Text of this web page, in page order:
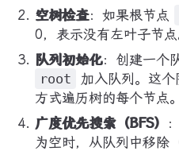
空树检查：如果根节点
0，表示没有左叶子节点
队列初始化：创建一个
root
加入队列。这
方式遍历树的每个节点。
广度优先搜索（BFS）
为空时，从队列中移除